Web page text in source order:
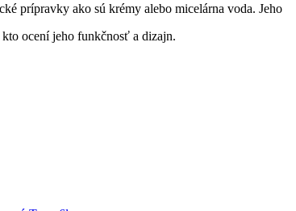
prípravky ako sú krémy alebo micelárna voda. Jeho
ocení jeho funkčnosť a dizajn.